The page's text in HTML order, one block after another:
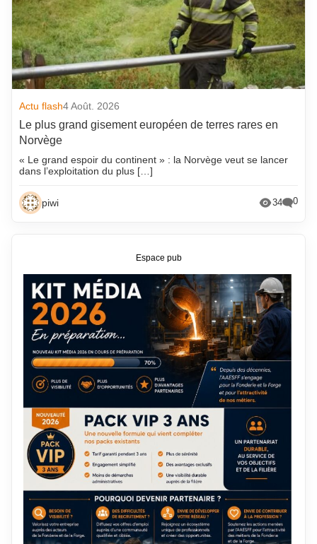
Actu flash4 Août. 2026
Le plus grand gisement européen de terres rares en
Norvège
« Le grand espoir du continent » : la Norvège veut se lancer
dans l’exploitation du plus […]
piwi 34 0
Espace pub